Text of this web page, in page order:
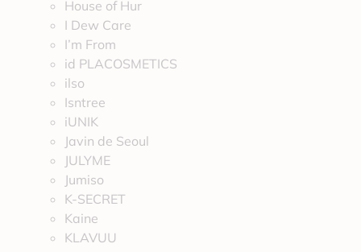
House of Hur
I Dew Care
I’m From
id PLACOSMETICS
ilso
Isntree
iUNIK
Javin de Seoul
JULYME
Jumiso
K-SECRET
Kaine
KLAVUU